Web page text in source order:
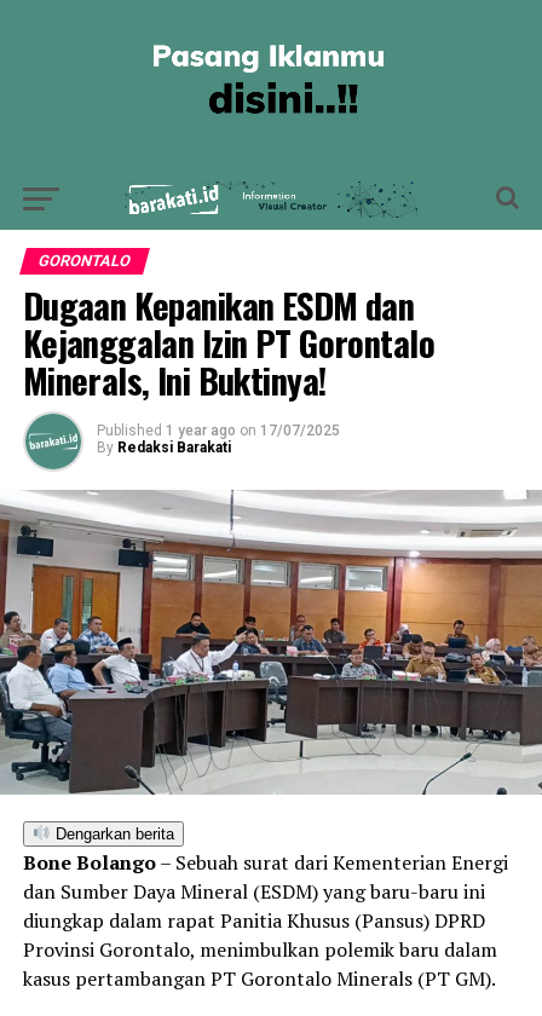
GORONTALO
Dugaan Kepanikan ESDM dan
Kejanggalan Izin PT Gorontalo
Minerals, Ini Buktinya!
Published 1 year ago on 17/07/2025
By Redaksi Barakati
Dengarkan berita
Bone Bolango– Sebuah surat dari Kementerian Energi
dan Sumber Daya Mineral (ESDM) yang baru-baru ini
diungkap dalam rapat Panitia Khusus (Pansus) DPRD
Provinsi Gorontalo, menimbulkan polemik baru dalam
kasus pertambangan PT Gorontalo Minerals (PT GM).